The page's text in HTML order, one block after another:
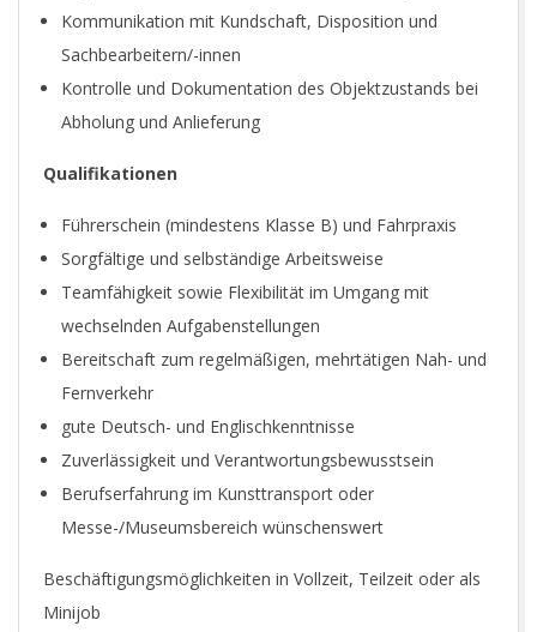
Kommunikation mit Kundschaft, Disposition und
Sachbearbeitern/-innen
Kontrolle und Dokumentation des Objektzustands bei
Abholung und Anlieferung
Qualifikationen
Führerschein (mindestens Klasse B) und Fahrpraxis
Sorgfältige und selbständige Arbeitsweise
Teamfähigkeit sowie Flexibilität im Umgang mit
wechselnden Aufgabenstellungen
Bereitschaft zum regelmäßigen, mehrtätigen Nah- und
Fernverkehr
gute Deutsch- und Englischkenntnisse
Zuverlässigkeit und Verantwortungsbewusstsein
Berufserfahrung im Kunsttransport oder
Messe-/Museumsbereich wünschenswert
Beschäftigungsmöglichkeiten in Vollzeit, Teilzeit oder als
Minijob